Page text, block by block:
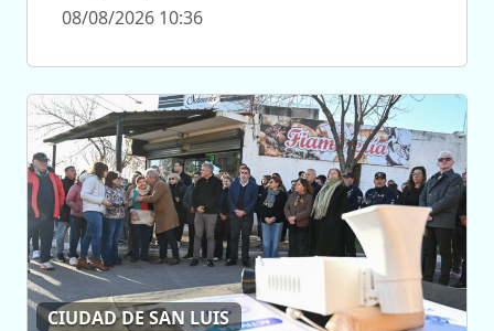
08/08/2026 10:36
CIUDAD DE SAN LUIS